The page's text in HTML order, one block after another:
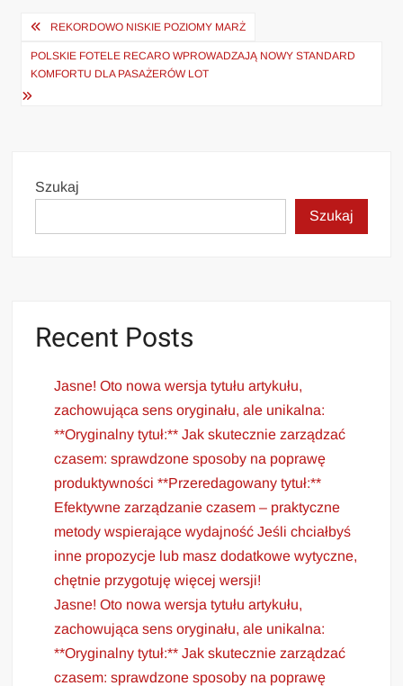
Nawigacja
wpisu
REKORDOWO NISKIE POZIOMY MARŻ
POLSKIE FOTELE RECARO WPROWADZAJĄ NOWY STANDARD
KOMFORTU DLA PASAŻERÓW LOT
Szukaj
Szukaj
Recent Posts
Jasne! Oto nowa wersja tytułu artykułu,
zachowująca sens oryginału, ale unikalna:
**Oryginalny tytuł:** Jak skutecznie zarządzać
czasem: sprawdzone sposoby na poprawę
produktywności **Przeredagowany tytuł:**
Efektywne zarządzanie czasem – praktyczne
metody wspierające wydajność Jeśli chciałbyś
inne propozycje lub masz dodatkowe wytyczne,
chętnie przygotuję więcej wersji!
Jasne! Oto nowa wersja tytułu artykułu,
zachowująca sens oryginału, ale unikalna:
**Oryginalny tytuł:** Jak skutecznie zarządzać
czasem: sprawdzone sposoby na poprawę